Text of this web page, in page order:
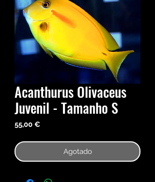
Acanthurus Olivaceus
Juvenil - Tamanho S
55,00 €Precio
Agotado